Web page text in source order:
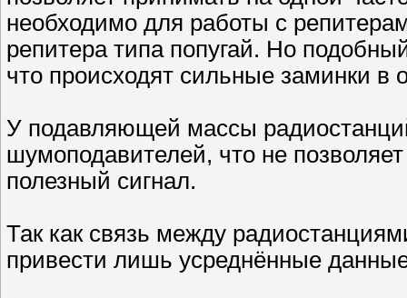
необходимо для работы с
репитера типа попугай. Но
что происходят сильные заминки
У подавляющей массы
шумоподавителей, что не
полезный сигнал.
Так как связь между
привести лишь усреднённые